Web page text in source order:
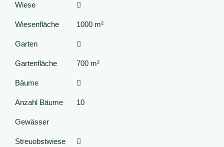
Wiese
Wiesenfläche 1000 m²
Garten
Gartenfläche 700 m²
Bäume
Anzahl Bäume 10
Gewässer
Streuobstwiese